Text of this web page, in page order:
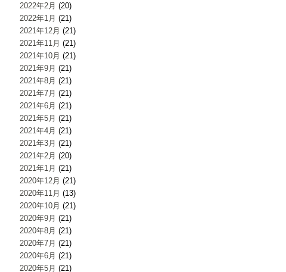
2022年2月 (20)
2022年1月 (21)
2021年12月 (21)
2021年11月 (21)
2021年10月 (21)
2021年9月 (21)
2021年8月 (21)
2021年7月 (21)
2021年6月 (21)
2021年5月 (21)
2021年4月 (21)
2021年3月 (21)
2021年2月 (20)
2021年1月 (21)
2020年12月 (21)
2020年11月 (13)
2020年10月 (21)
2020年9月 (21)
2020年8月 (21)
2020年7月 (21)
2020年6月 (21)
2020年5月 (21)